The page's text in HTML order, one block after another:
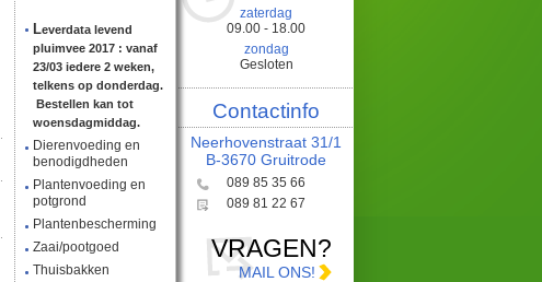
Leverdata levend
pluimvee 2017 : vanaf
23/03 iedere 2 weken,
telkens op donderdag.
Bestellen kan tot
woensdagmiddag.
Dierenvoeding en
benodigdheden
Plantenvoeding en
potgrond
Plantenbescherming
Zaai/pootgoed
Thuisbakken
zaterdag
09.00 - 18.00
zondag
Gesloten
Contactinfo
Neerhovenstraat 31/1
B-3670 Gruitrode
089 85 35 66
089 81 22 67
VRAGEN?
MAIL ONS!